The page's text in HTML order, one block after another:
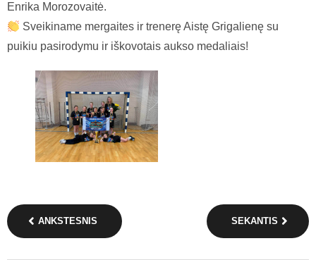
Enrika Morozovaitė.
Sveikiname mergaites ir trenerę Aistę Grigalienę su
puikiu pasirodymu ir iškovotais aukso medaliais!
ANKSTESNIS SEKANTIS